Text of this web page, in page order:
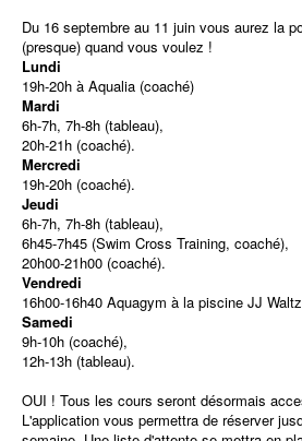
Du 16 septembre au 11 juin vous aurez la
(presque) quand vous voulez !
Lundi
19h-20h à Aqualia (coaché)
Mardi
6h-7h, 7h-8h (tableau),
20h-21h (coaché).
Mercredi
19h-20h (coaché).
Jeudi
6h-7h, 7h-8h (tableau),
6h45-7h45 (Swim Cross Training, coaché),
20h00-21h00 (coaché).
Vendredi
16h00-16h40 Aquagym à la piscine JJ Waltz
Samedi
9h-10h (coaché),
12h-13h (tableau).
OUI ! Tous les cours seront désormais
L'application vous permettra de réserver